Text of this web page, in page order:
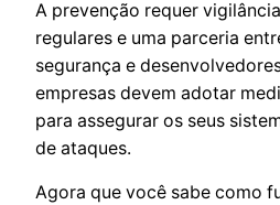
A prevenção requer
regulares e uma parceria
segurança e
empresas devem adotar
para assegurar os seus
de ataques.
Agora que você sabe como